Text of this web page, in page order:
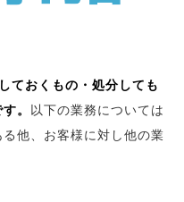
ておくもの・処分しても
。 以下の業務については
他、お客様に対し他の業